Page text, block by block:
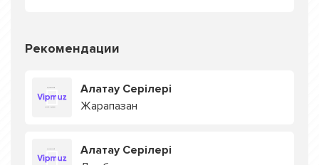
Рекомендации
Алатау Серілері
Жарапазан
Алатау Серілері